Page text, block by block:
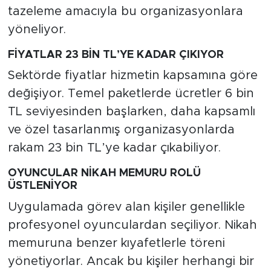
tazeleme amacıyla bu organizasyonlara
yöneliyor.
FİYATLAR 23 BİN TL’YE KADAR ÇIKIYOR
Sektörde fiyatlar hizmetin kapsamına göre
değişiyor. Temel paketlerde ücretler 6 bin
TL seviyesinden başlarken, daha kapsamlı
ve özel tasarlanmış organizasyonlarda
rakam 23 bin TL’ye kadar çıkabiliyor.
OYUNCULAR NİKAH MEMURU ROLÜ
ÜSTLENİYOR
Uygulamada görev alan kişiler genellikle
profesyonel oyunculardan seçiliyor. Nikah
memuruna benzer kıyafetlerle töreni
yönetiyorlar. Ancak bu kişiler herhangi bir